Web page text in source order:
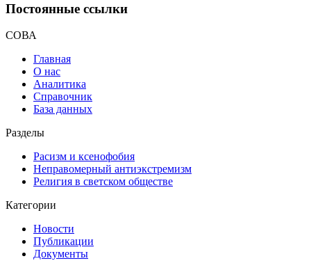
Постоянные ссылки
СОВА
Главная
О нас
Аналитика
Справочник
База данных
Разделы
Расизм и ксенофобия
Неправомерный антиэкстремизм
Религия в светском обществе
Категории
Новости
Публикации
Документы